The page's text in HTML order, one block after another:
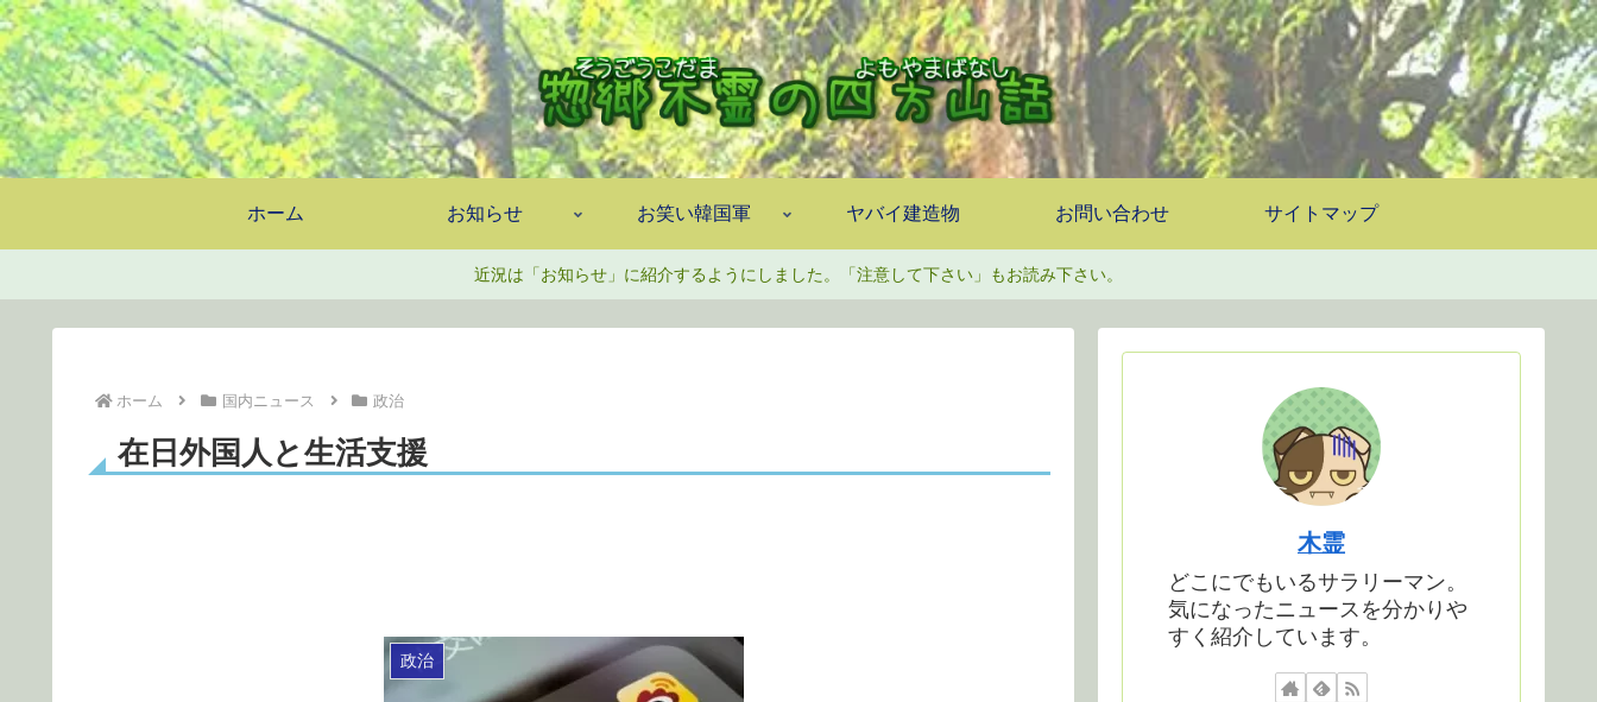
ホーム お知らせ お笑い韓国軍 ヤバイ建造物 お問い合わせ サイトマップ
近況は「お知らせ」に紹介するようにしました。「注意して下さい」もお読み下さい。
ホーム 国内ニュース 政治
在日外国人と生活支援
政治
木霊
どこにでもいるサラリーマン。
気になったニュースを分かりや
すく紹介しています。